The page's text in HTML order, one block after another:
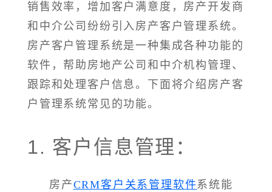
销售效率，增加客户满意度，房产开发商
和中介公司纷纷引入房产客户管理系统。
房产客户管理系统是一种集成各种功能的
软件，帮助房地产公司和中介机构管理、
跟踪和处理客户信息。下面将介绍房产客
户管理系统常见的功能。
1. 客户信息管理：
房产CRM客户关系管理软件系统能